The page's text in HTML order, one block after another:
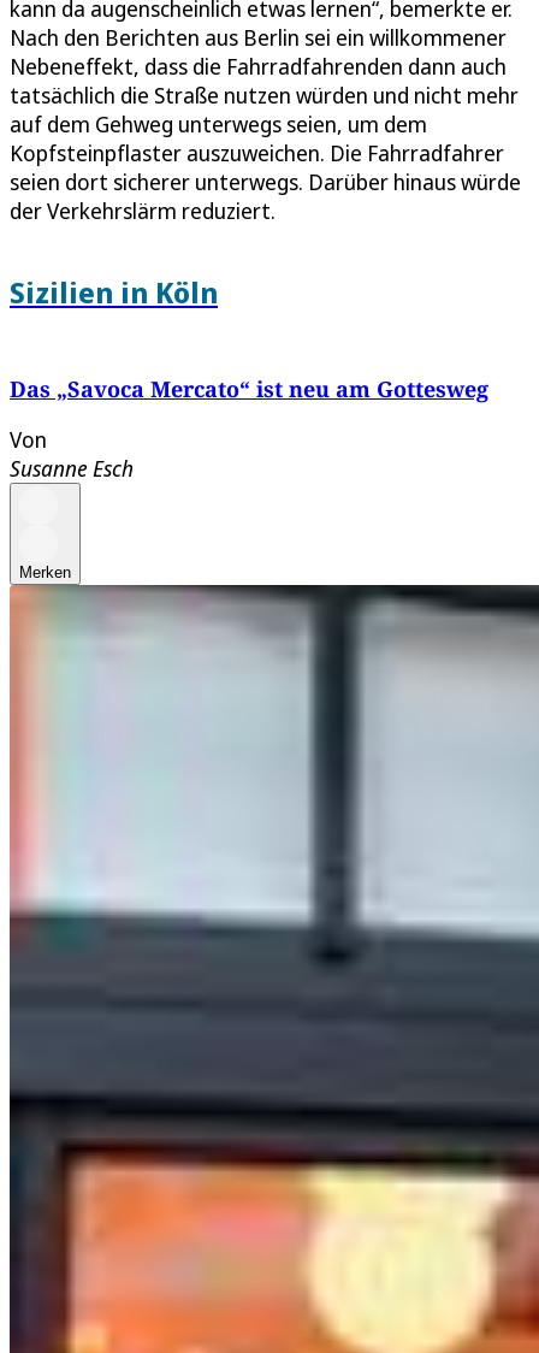
kann da augenscheinlich etwas lernen“, bemerkte er.
Nach den Berichten aus Berlin sei ein willkommener
Nebeneffekt, dass die Fahrradfahrenden dann auch
tatsächlich die Straße nutzen würden und nicht mehr
auf dem Gehweg unterwegs seien, um dem
Kopfsteinpflaster auszuweichen. Die Fahrradfahrer
seien dort sicherer unterwegs. Darüber hinaus würde
der Verkehrslärm reduziert.
Sizilien in Köln
Das „Savoca Mercato“ ist neu am Gottesweg
Von
Susanne Esch
Merken